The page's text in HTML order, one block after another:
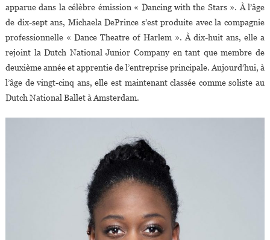
apparue dans la célèbre émission « Dancing with the Stars ». À l’âge
de dix-sept ans, Michaela DePrince s’est produite avec la compagnie
professionnelle « Dance Theatre of Harlem ». À dix-huit ans, elle a
rejoint la Dutch National Junior Company en tant que membre de
deuxième année et apprentie de l’entreprise principale. Aujourd’hui, à
l’âge de vingt-cinq ans, elle est maintenant classée comme soliste au
Dutch National Ballet à Amsterdam.